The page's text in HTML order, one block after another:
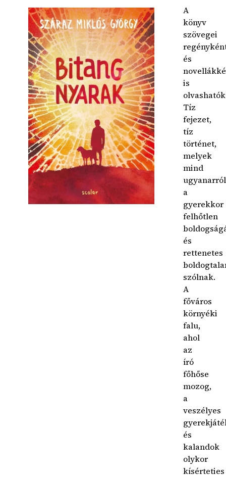
A
könyv
szövegei
és
is
Tíz
fejezet,
tíz
történet,
melyek
mind
a
gyerekkor
felhőtlen
és
rettenetes
szólnak.
A
főváros
környéki
falu,
ahol
az
író
főhőse
mozog,
a
veszélyes
és
kalandok
olykor
kísérteties